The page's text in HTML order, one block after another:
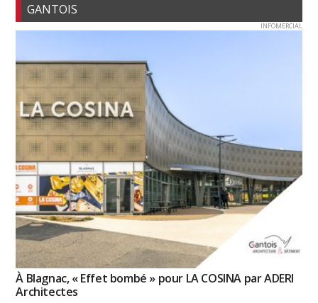
GANTOIS
INFOMERCIAL
À Blagnac, « Effet bombé » pour LA COSINA par ADERI
Architectes